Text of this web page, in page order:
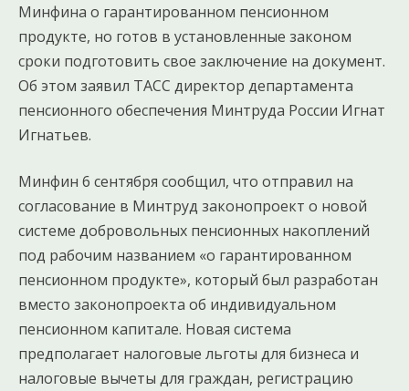
Минфина о гарантированном пенсионном
продукте, но готов в установленные законом
сроки подготовить свое заключение на документ.
Об этом заявил ТАСС директор департамента
пенсионного обеспечения Минтруда России Игнат
Игнатьев.
Минфин 6 сентября сообщил, что отправил на
согласование в Минтруд законопроект о новой
системе добровольных пенсионных накоплений
под рабочим названием «о гарантированном
пенсионном продукте», который был разработан
вместо законопроекта об индивидуальном
пенсионном капитале. Новая система
предполагает налоговые льготы для бизнеса и
налоговые вычеты для граждан, регистрацию